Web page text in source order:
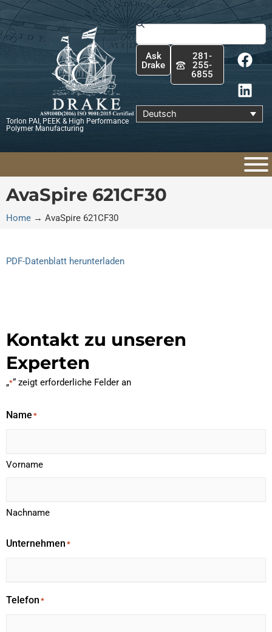
Zum
Inhalt
springen
Torlon PAI, PEEK & High Performance
Polymer Manufacturing
Suche
Ask
Drake
281-
255-
6855
F
a
c
e
b
o
k
L
i
n
k
e
d
n
Deutsch
AvaSpire 621CF30
Home → AvaSpire 621CF30
PDF-Datenblatt herunterladen
Kontakt zu unseren
Experten
„*“ zeigt erforderliche Felder an
Name *
Vorname
Nachname
Unternehmen *
Telefon *